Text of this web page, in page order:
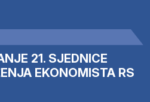
21. SJEDNICE
EKONOMISTA RS